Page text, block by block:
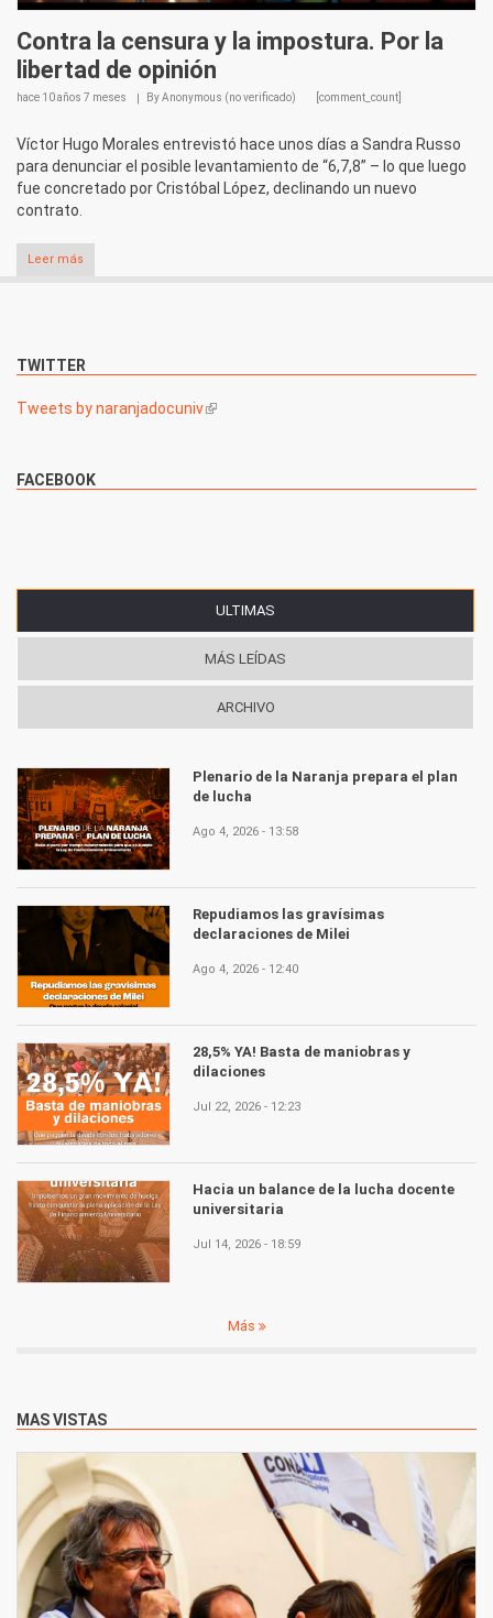
Contra la censura y la impostura. Por la
libertad de opinión
hace 10 años 7 meses ByAnonymous (no verificado) [comment_count]
Víctor Hugo Morales entrevistó hace unos días a Sandra Russo
para denunciar el posible levantamiento de “6,7,8” – lo que luego
fue concretado por Cristóbal López, declinando un nuevo
contrato.
Leer más
TWITTER
Tweets by naranjadocuniv(link is external)
FACEBOOK
ULTIMAS
MÁS LEÍDAS
ARCHIVO
Plenario de la Naranja prepara el plan
de lucha
Ago 4, 2026 - 13:58
Repudiamos las gravísimas
declaraciones de Milei
Ago 4, 2026 - 12:40
28,5% YA! Basta de maniobras y
dilaciones
Jul 22, 2026 - 12:23
Hacia un balance de la lucha docente
universitaria
Jul 14, 2026 - 18:59
Más
MAS VISTAS